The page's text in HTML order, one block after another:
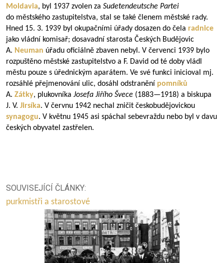
Moldavia, byl 1937 zvolen za Sudetendeutsche Partei
do městského zastupitelstva, stal se také členem městské rady.
Hned 15. 3. 1939 byl okupačními úřady dosazen do čela radnice
jako vládní komisař; dosavadní starosta Českých Budějovic
A. Neuman úřadu oficiálně zbaven nebyl. V červenci 1939 bylo
rozpuštěno městské zastupitelstvo a F. David od té doby vládl
městu pouze s úřednickým aparátem. Ve své funkci inicioval mj.
rozsáhlé přejmenování ulic, dosáhl odstranění pomníků
A. Zátky, plukovníka Josefa Jiřího Švece (1883—1918) a biskupa
J. V. Jirsíka. V červnu 1942 nechal zničit českobudějovickou
synagogu. V květnu 1945 asi spáchal sebevraždu nebo byl v davu
českých obyvatel zastřelen.
SOUVISEJÍCÍ ČLÁNKY:
purkmistři a starostové